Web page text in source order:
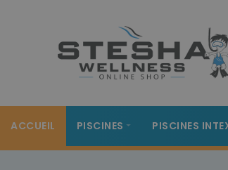
ACCUEIL PISCINES PISCINES